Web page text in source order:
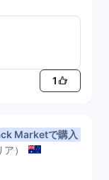
1
Marketで購入
）